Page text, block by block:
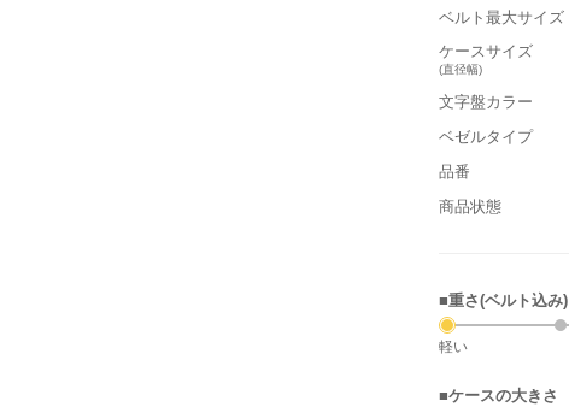
ベルト最大サイズ
ケースサイズ
(直径幅)
文字盤カラー
ベゼルタイプ
品番
商品状態
■重さ(ベルト込み)
軽い
■ケースの大きさ